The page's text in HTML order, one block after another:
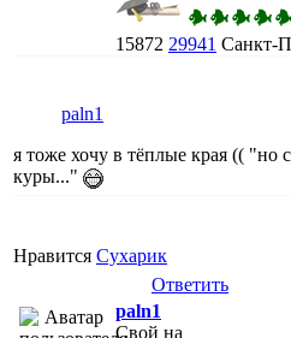
15872 29941 Санкт-
paln1
я тоже хочу в тёплые края (( "но
куры..."
Нравится Сухарик
Ответить
paln1
Свой на